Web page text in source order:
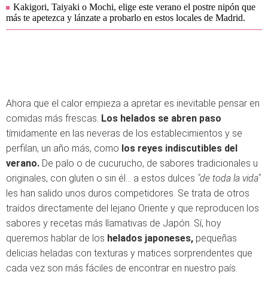
Kakigori, Taiyaki o Mochi, elige este verano el postre nipón que
más te apetezca y lánzate a probarlo en estos locales de Madrid.
Ahora que el calor empieza a apretar es inevitable pensar en
comidas más frescas. Los helados se abren paso
tímidamente en las neveras de los establecimientos y se
perfilan, un año más, como los reyes indiscutibles del
verano. De palo o de cucurucho, de sabores tradicionales u
originales, con gluten o sin él... a estos dulces "de toda la vida"
les han salido unos duros competidores. Se trata de otros
traídos directamente del lejano Oriente y que reproducen los
sabores y recetas más llamativas de Japón. Sí, hoy
queremos hablar de los helados japoneses, pequeñas
delicias heladas con texturas y matices sorprendentes que
cada vez son más fáciles de encontrar en nuestro país.